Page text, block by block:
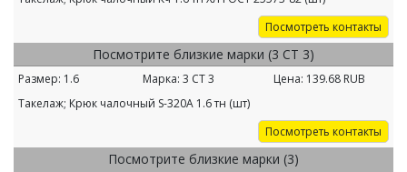
Посмотреть контакты
Посмотрите близкие марки (3 СТ 3)
Размер: 1.6 Марка: 3 СТ 3 Цена: 139.68 RUB
Такелаж; Крюк чалочный S-320А 1.6 тн (шт)
Посмотреть контакты
Посмотрите близкие марки (3)